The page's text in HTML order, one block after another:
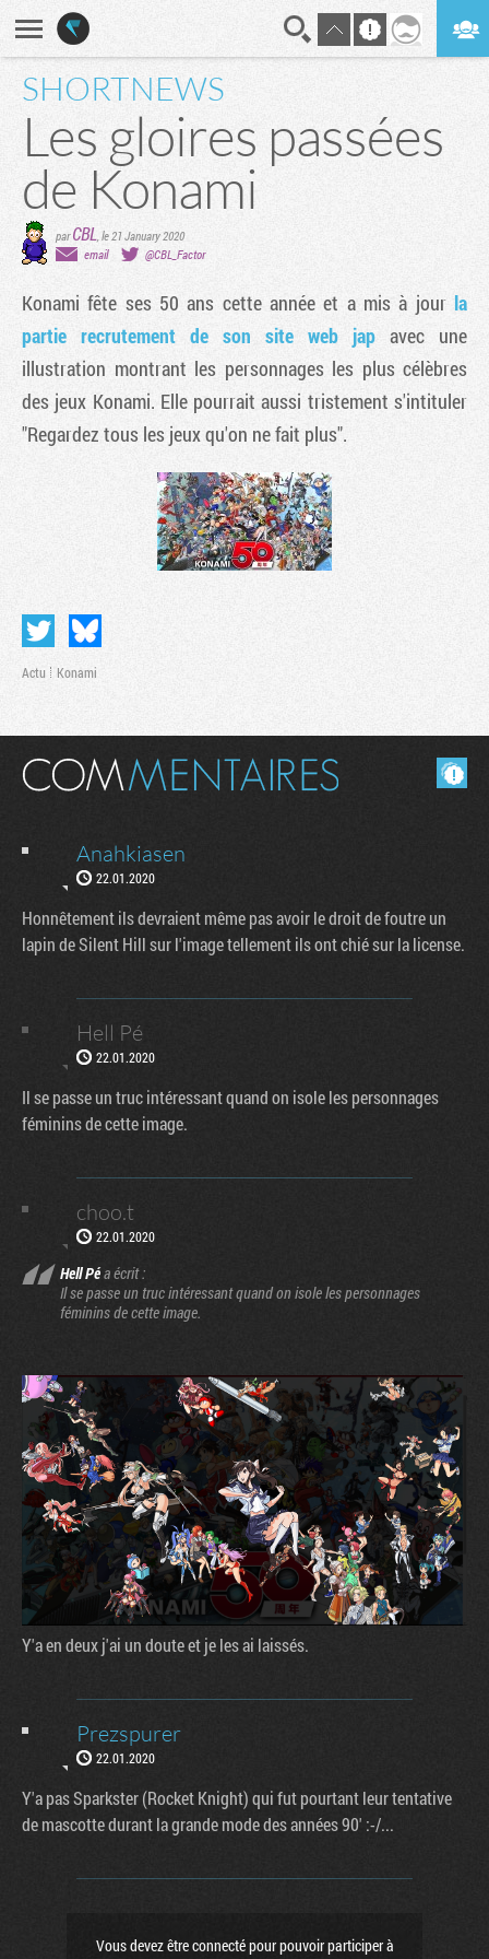
SHORTNEWS
Les gloires passées
de Konami
parCBL le 21 January 2020
email
@CBL_Factor
Konami fête ses 50 ans cette année et a mis à jour la
partie recrutement de son site web jap avec une
illustration montrant les personnages les plus célèbres
des jeux Konami. Elle pourrait aussi tristement s'intituler
"Regardez tous les jeux qu'on ne fait plus".
Actu Konami
Masquer les commentaires lus.
Anahkiasen
22.01.2020
Honnêtement ils devraient même pas avoir le droit de foutre un
lapin de Silent Hill sur l'image tellement ils ont chié sur la license.
Hell Pé
22.01.2020
Il se passe un truc intéressant quand on isole les personnages
féminins de cette image.
choo.t
22.01.2020
Hell Péa écrit :
Il se passe un truc intéressant quand on isole les personnages
féminins de cette image.
Y'a en deux j'ai un doute et je les ai laissés.
Prezspurer
22.01.2020
Y'a pas Sparkster (Rocket Knight) qui fut pourtant leur tentative
de mascotte durant la grande mode des années 90' :-/...
Vous devez être connecté pour pouvoir participer à
Tribune